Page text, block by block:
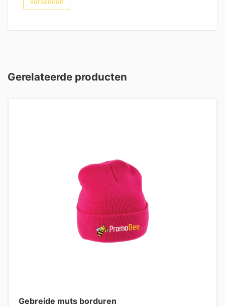
Gerelateerde producten
Gebreide muts borduren